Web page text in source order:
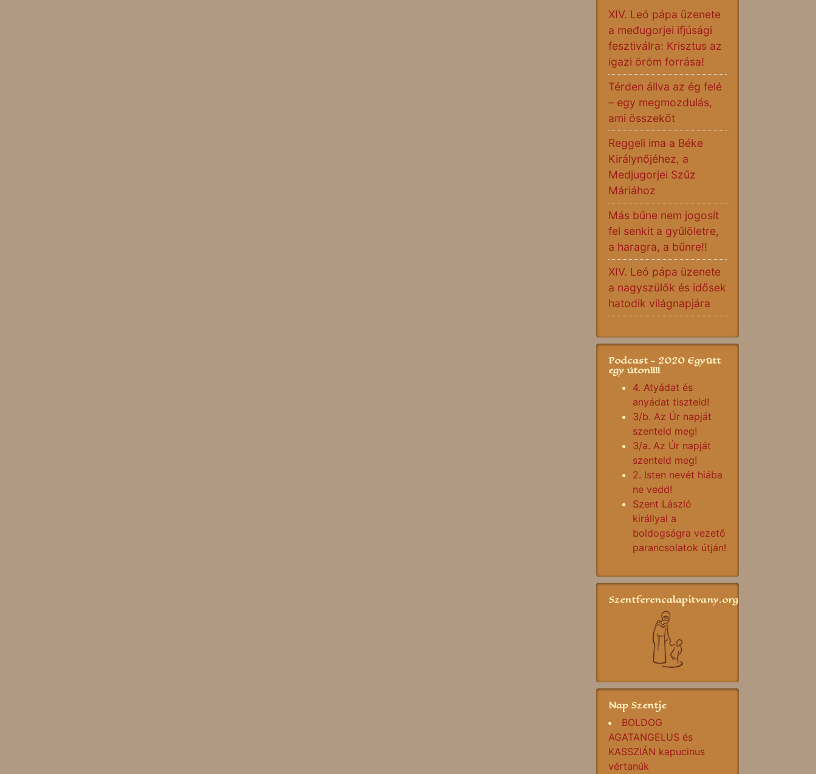
XIV. Leó pápa üzenete
a međugorjei ifjúsági
fesztiválra: Krisztus az
igazi öröm forrása!
Térden állva az ég felé
– egy megmozdulás,
ami összeköt
Reggeli ima a Béke
Királynőjéhez, a
Medjugorjei Szűz
Máriához
Más bűne nem jogosít
fel senkit a gyűlöletre,
a haragra, a bűnre!!
XIV. Leó pápa üzenete
a nagyszülők és idősek
hatodik világnapjára
Podcast - 2020 Együtt
egy úton!!!!
4. Atyádat és
anyádat tiszteld!
3/b. Az Úr napját
szenteld meg!
3/a. Az Úr napját
szenteld meg!
2. Isten nevét hiába
ne vedd!
Szent László
királlyal a
boldogságra vezető
parancsolatok útján!
Szentferencalapitvany.org
Nap Szentje
BOLDOG
AGATANGELUS és
KASSZIÁN kapucinus
vértanúk